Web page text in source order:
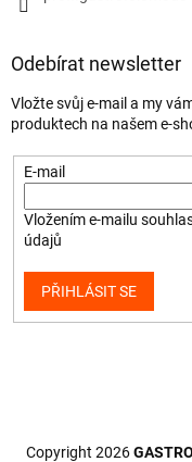
Odebírat newsletter
Vložte svůj e-mail a my
produktech na našem e-
E-mail
Vložením e-mailu
údajů
PŘIHLÁSIT SE
Copyright 2026